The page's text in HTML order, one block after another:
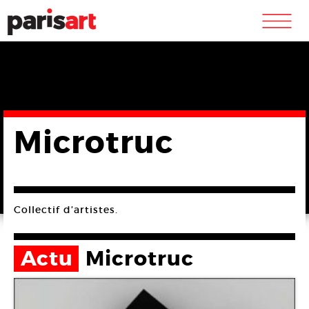
m
Microtruc
Collectif d’artistes.
Actu Microtruc